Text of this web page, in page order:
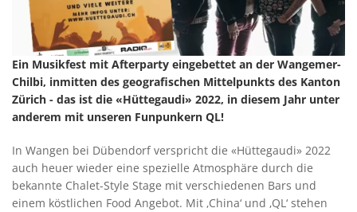
Ein Musikfest mit Afterparty eingebettet an der Wangemer-
Chilbi, inmitten des geografischen Mittelpunkts des Kanton
Zürich - das ist die «Hüttegaudi» 2022, in diesem Jahr unter
anderem mit unseren Funpunkern QL!
In Wangen bei Dübendorf verspricht die «Hüttegaudi» 2022
auch heuer wieder eine spezielle Atmosphäre durch die
bekannte Chalet-Style Stage mit verschiedenen Bars und
einem köstlichen Food Angebot. Mit ‚China‘ und ‚QL‘ stehen